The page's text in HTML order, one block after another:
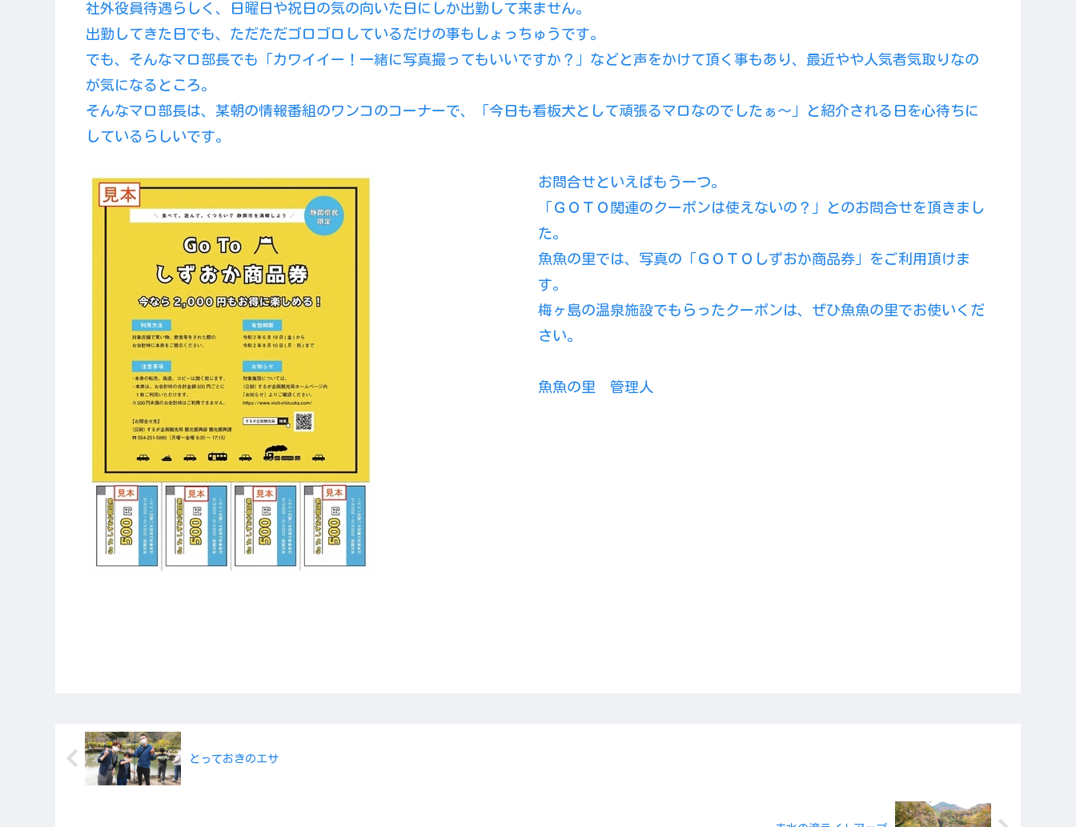
社外役員待遇らしく、日曜日や祝日の気の向いた日にしか出勤して来ません。
出勤してきた日でも、ただただゴロゴロしているだけの事もしょっちゅうです。
でも、そんなマロ部長でも「カワイイー！一緒に写真撮ってもいいですか？」などと声をかけて頂く事もあり、最近やや人気者気取りなの
が気になるところ。
そんなマロ部長は、某朝の情報番組のワンコのコーナーで、「今日も看板犬として頑張るマロなのでしたぁ～」と紹介される日を心待ちに
しているらしいです。
お問合せといえばもう一つ。
「ＧＯＴＯ関連のクーポンは使えないの？」とのお問合せを頂きまし
た。
魚魚の里では、写真の「ＧＯＴＯしずおか商品券」をご利用頂けま
す。
梅ヶ島の温泉施設でもらったクーポンは、ぜひ魚魚の里でお使いくだ
さい。
魚魚の里 管理人
とっておきのエサ